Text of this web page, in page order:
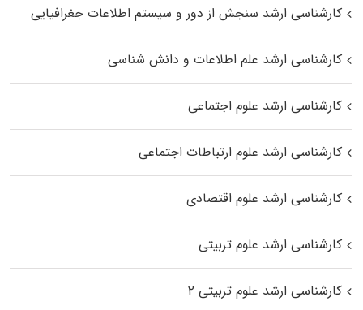
کارشناسی ارشد سنجش از دور و سیستم اطلاعات جغرافیایی
کارشناسی ارشد علم اطلاعات و دانش شناسی
کارشناسی ارشد علوم اجتماعی
کارشناسی ارشد علوم ارتباطات اجتماعی
کارشناسی ارشد علوم اقتصادی
کارشناسی ارشد علوم تربیتی
کارشناسی ارشد علوم تربیتی ۲